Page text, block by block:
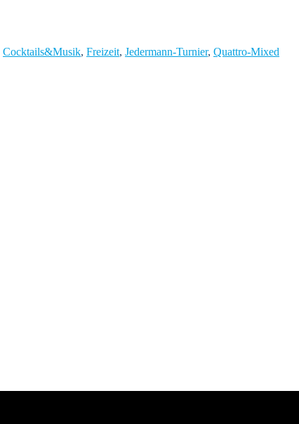
Cocktails&Musik, Freizeit, Jedermann-Turnier, Quattro-Mixed